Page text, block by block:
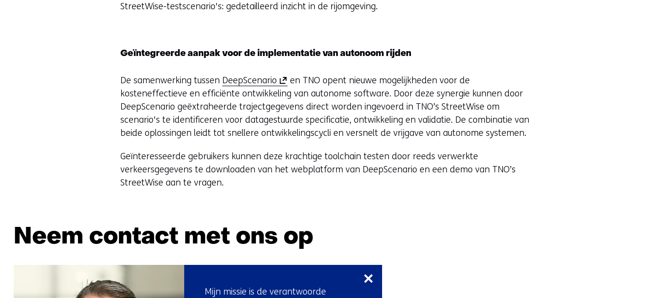
StreetWise-testscenario's: gedetailleerd inzicht in de rijomgeving.
Geïntegreerde aanpak voor de implementatie van autonoom rijden
De samenwerking tussen DeepScenario
o
p
e
n
i
n
w
e
s
en TNO opent nieuwe mogelijkheden voor de
kosteneffectieve en efficiënte ontwikkeling van autonome software. Door deze synergie kunnen door
DeepScenario geëxtraheerde trajectgegevens direct worden ingevoerd in TNO’s StreetWise om
scenario's te identificeren voor datagestuurde specificatie, ontwikkeling en validatie. De combinatie van
beide oplossingen leidt tot snellere ontwikkelingscycli en versnelt de vrijgave van autonome systemen.
Geïnteresseerde gebruikers kunnen deze krachtige toolchain testen door reeds verwerkte
verkeersgegevens te downloaden van het webplatform van DeepScenario en een demo van TNO’s
StreetWise aan te vragen.
Neem contact met ons op
Mijn missie is de verantwoorde